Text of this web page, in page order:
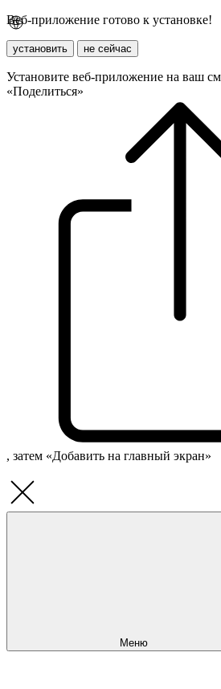
Веб-приложение готово к установке!
установить не сейчас
Установите веб-приложение на ваш
«Поделиться»
, затем «Добавить на главный экран»
Меню